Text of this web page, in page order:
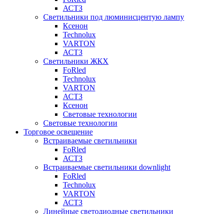
АСТЗ
Светильники под люминисцентую лампу
Ксенон
Technolux
VARTON
АСТЗ
Светильники ЖКХ
FoRled
Technolux
VARTON
АСТЗ
Ксенон
Световые технологии
Световые технологии
Торговое освещение
Встраиваемые светильники
FoRled
АСТЗ
Встраиваемые светильники downlight
FoRled
Technolux
VARTON
АСТЗ
Линейные светодиодные светильники